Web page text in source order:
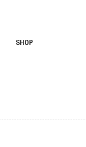
SHOP